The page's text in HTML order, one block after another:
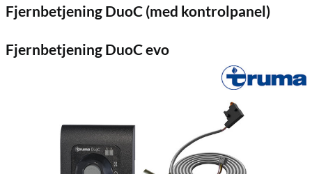
Fjernbetjening DuoC (med kontrolpanel)
Fjernbetjening DuoC evo